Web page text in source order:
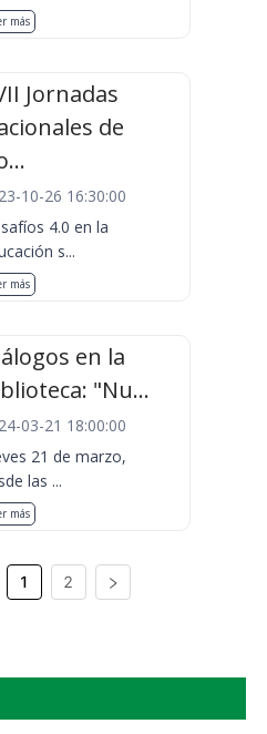
más
Jornadas
de
10-26 16:30:00
4.0 en la
s...
más
en la
"Nu...
03-21 18:00:00
21 de marzo,
las ...
más
1 2